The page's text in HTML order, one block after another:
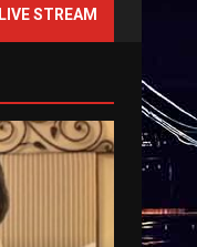
LIVE STREAM